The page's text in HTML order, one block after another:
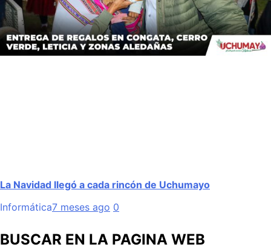
La Navidad llegó a cada rincón de Uchumayo
Informática7 meses ago 0
BUSCAR EN LA PAGINA WEB